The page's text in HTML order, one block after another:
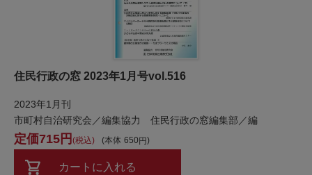
住民行政の窓 2023年1月号vol.516
2023年1月刊
市町村自治研究会／編集協力 住民行政の窓編集部／編
本体 650
715 税込
カートに入れる